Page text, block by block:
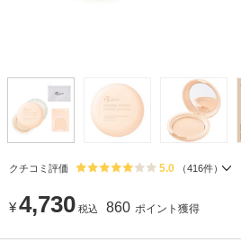
クチコミ評価 5.0 （416件）
¥4,730 税込 860 ポイント獲得